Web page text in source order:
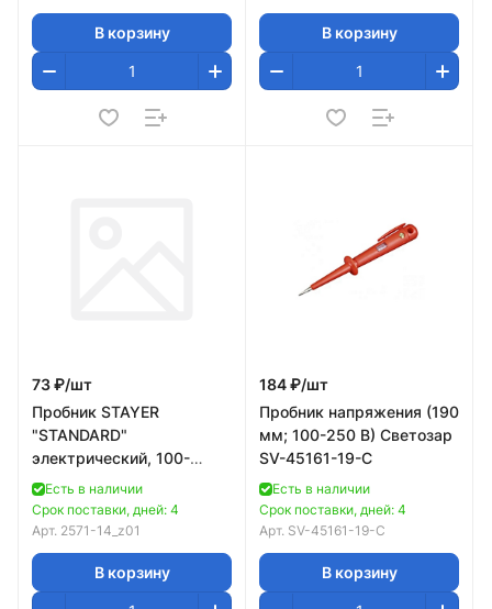
В корзину В корзину
73 ₽/шт
Пробник STAYER
"STANDARD"
электрический, 100-
500В, 140мм, этикетка-
флажок
Есть в наличии
Срок поставки, дней: 4
Арт. 2571-14_z01
В корзину
184 ₽/шт
Пробник напряжения (190
мм; 100-250 В) Светозар
SV-45161-19-C
Есть в наличии
Срок поставки, дней: 4
Арт. SV-45161-19-C
В корзину